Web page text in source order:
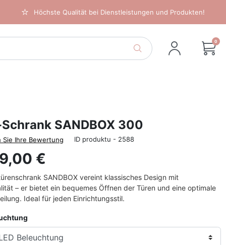
Höchste Qualität bei Dienstleistungen und Produkten!
0
SANDBOX 300
Sie Ihre Bewertung ID produktu - 2588
€
SANDBOX vereint klassisches Design mit
– er bietet ein bequemes Öffnen der Türen und eine optimale
Ideal für jeden Einrichtungsstil.